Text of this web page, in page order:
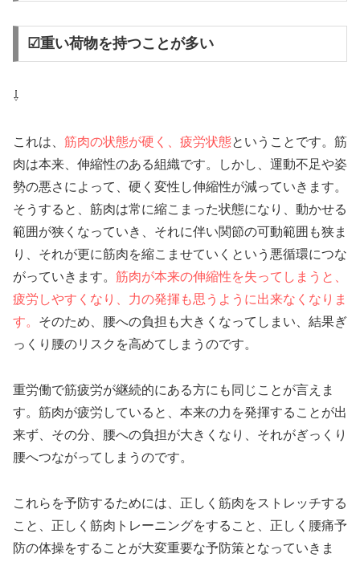
☑重い荷物を持つことが多い
⇩
これは、 筋肉の状態が硬く、疲労状態ということです。筋
肉は本来、伸縮性のある組織です。しかし、運動不足や姿
勢の悪さによって、硬く変性し伸縮性が減っていきます。
そうすると、筋肉は常に縮こまった状態になり、動かせる
範囲が狭くなっていき、それに伴い関節の可動範囲も狭ま
り、それが更に筋肉を縮こませていくという悪循環につな
がっていきます。 筋肉が本来の伸縮性を失ってしまうと、
疲労しやすくなり、力の発揮も思うように出来なくなりま
す。 そのため、腰への負担も大きくなってしまい、結果ぎ
っくり腰のリスクを高めてしまうのです。
重労働で筋疲労が継続的にある方にも同じことが言えま
す。筋肉が疲労していると、本来の力を発揮することが出
来ず、その分、腰への負担が大きくなり、それがぎっくり
腰へつながってしまうのです。
これらを予防するためには、正しく筋肉をストレッチする
こと、正しく筋肉トレーニングをすること、正しく腰痛予
防の体操をすることが大変重要な予防策となっていきま